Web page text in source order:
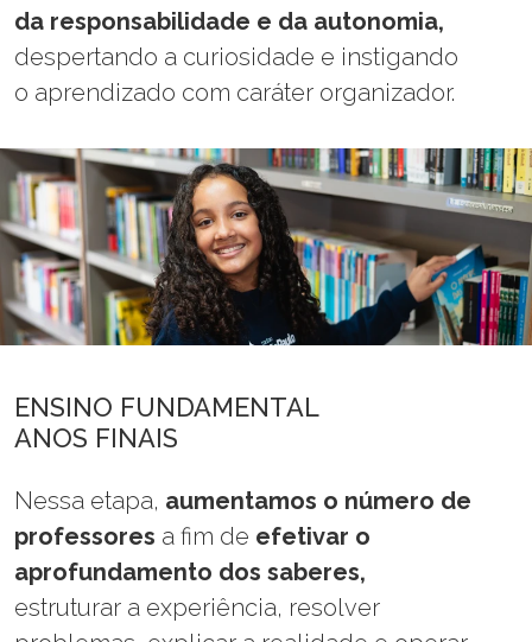
da responsabilidade e da autonomia,
despertando a curiosidade e instigando
o aprendizado com caráter organizador.
ENSINO FUNDAMENTAL
ANOS FINAIS
Nessa etapa, aumentamos o número de
professores a fim de efetivar o
aprofundamento dos saberes,
estruturar a experiência, resolver